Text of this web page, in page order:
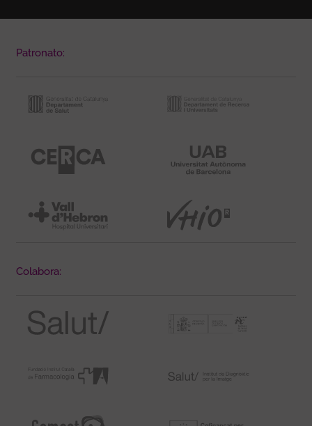
Patronato:
Colabora: